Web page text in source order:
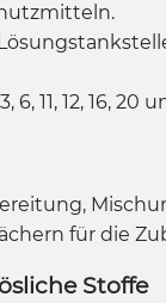
11, 12, 16, 20
für die
Stoffe